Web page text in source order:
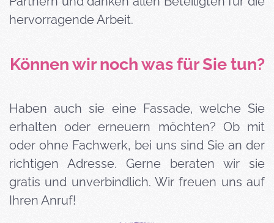
hervorragende Arbeit.
Können wir noch was für Sie tun?
Haben auch sie eine Fassade, welche Sie
erhalten oder erneuern möchten? Ob mit
oder ohne Fachwerk, bei uns sind Sie an der
richtigen Adresse. Gerne beraten wir sie
gratis und unverbindlich. Wir freuen uns auf
Ihren Anruf!